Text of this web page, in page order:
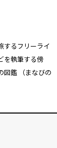
するフリーライ
を執筆する傍
図鑑 （まなびの